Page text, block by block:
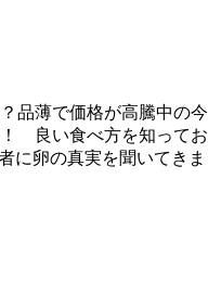
品薄で価格が高騰中の今
良い食べ方を知ってお
卵の真実を聞いてきま